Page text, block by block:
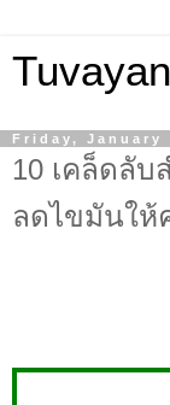
Friday, January
10 เคล็ดลับ
ลดไขมันให้